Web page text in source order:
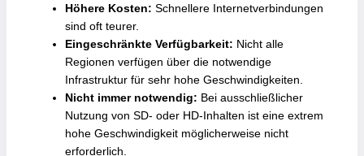
Höhere Kosten: Schnellere Internetverbindungen
sind oft teurer.
Eingeschränkte Verfügbarkeit: Nicht alle
Regionen verfügen über die notwendige
Infrastruktur für sehr hohe Geschwindigkeiten.
Nicht immer notwendig: Bei ausschließlicher
Nutzung von SD- oder HD-Inhalten ist eine extrem
hohe Geschwindigkeit möglicherweise nicht
erforderlich.